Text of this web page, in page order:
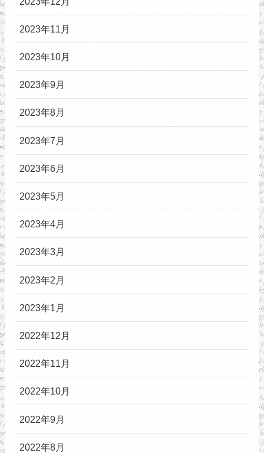
2023年11月
2023年10月
2023年9月
2023年8月
2023年7月
2023年6月
2023年5月
2023年4月
2023年3月
2023年2月
2023年1月
2022年12月
2022年11月
2022年10月
2022年9月
2022年8月